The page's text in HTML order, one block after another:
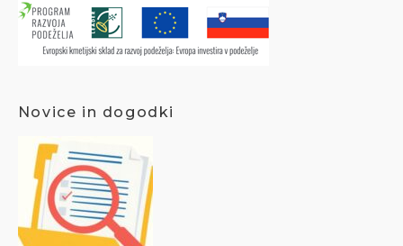
Novice in dogodki